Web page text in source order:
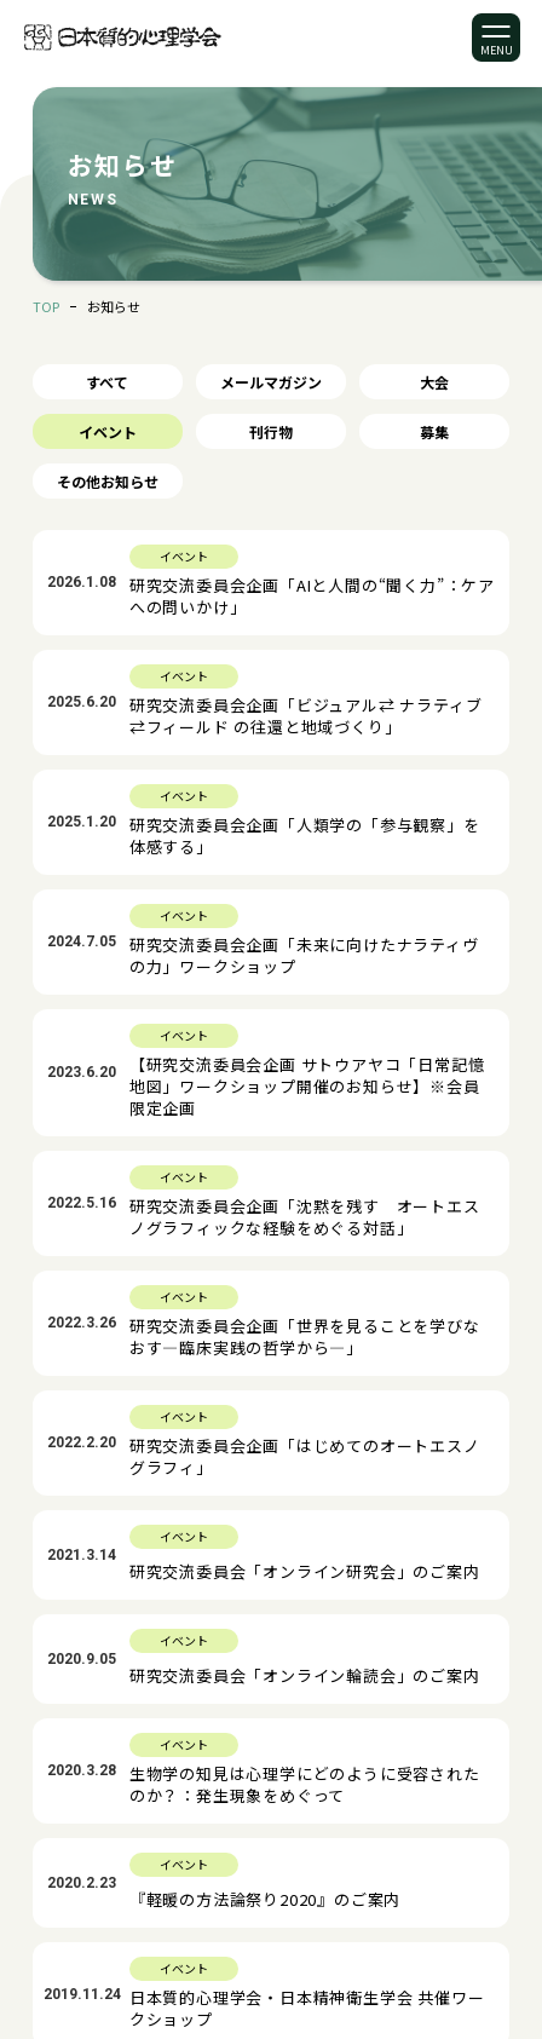
お知らせ
NEWS
TOP お知らせ
すべて メールマガジン 大会
イベント 刊行物 募集
その他お知らせ
2026.1.08
イベント
研究交流委員会企画「AIと人間の“聞く力”：ケア
への問いかけ」
2025.6.20
イベント
研究交流委員会企画「ビジュアル⇄ ナラティブ
⇄フィールド の往還と地域づくり」
2025.1.20
イベント
研究交流委員会企画「人類学の「参与観察」を
体感する」
2024.7.05
イベント
研究交流委員会企画「未来に向けたナラティヴ
の力」ワークショップ
2023.6.20
イベント
【研究交流委員会企画 サトウアヤコ「日常記憶
地図」ワークショップ開催のお知らせ】※会員
限定企画
2022.5.16
イベント
研究交流委員会企画「沈黙を残す オートエス
ノグラフィックな経験をめぐる対話」
2022.3.26
イベント
研究交流委員会企画「世界を見ることを学びな
おす―臨床実践の哲学から―」
2022.2.20
イベント
研究交流委員会企画「はじめてのオートエスノ
グラフィ」
2021.3.14
イベント
研究交流委員会「オンライン研究会」のご案内
2020.9.05
イベント
研究交流委員会「オンライン輪読会」のご案内
2020.3.28
イベント
生物学の知見は心理学にどのように受容された
のか？：発生現象をめぐって
2020.2.23
イベント
『軽暖の方法論祭り2020』のご案内
2019.11.24
イベント
日本質的心理学会・日本精神衛生学会 共催ワー
クショップ